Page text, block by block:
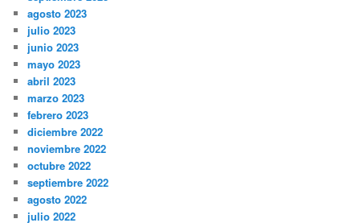
agosto 2023
julio 2023
junio 2023
mayo 2023
abril 2023
marzo 2023
febrero 2023
diciembre 2022
noviembre 2022
octubre 2022
septiembre 2022
agosto 2022
julio 2022